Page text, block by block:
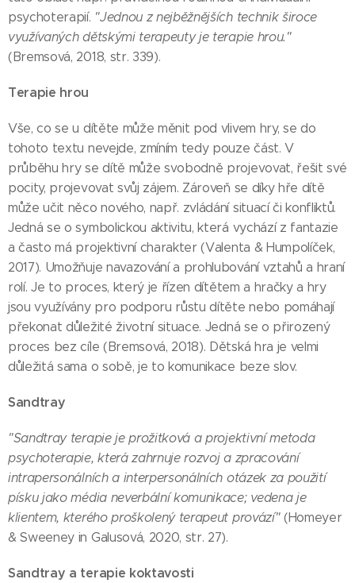
psychoterapií. "Jednou z nejběžnějších technik široce
využívaných dětskými terapeuty je terapie hrou."
(Bremsová, 2018, str. 339).
Terapie hrou
Vše, co se u dítěte může měnit pod vlivem hry, se do
tohoto textu nevejde, zmíním tedy pouze část. V
průběhu hry se dítě může svobodně projevovat, řešit své
pocity, projevovat svůj zájem. Zároveň se díky hře dítě
může učit něco nového, např. zvládání situací či konfliktů.
Jedná se o symbolickou aktivitu, která vychází z fantazie
a často má projektivní charakter (Valenta & Humpolíček,
2017). Umožňuje navazování a prohlubování vztahů a hraní
rolí. Je to proces, který je řízen dítětem a hračky a hry
jsou využívány pro podporu růstu dítěte nebo pomáhají
překonat důležité životní situace. Jedná se o přirozený
proces bez cíle (Bremsová, 2018). Dětská hra je velmi
důležitá sama o sobě, je to komunikace beze slov.
Sandtray
"Sandtray terapie je prožitková a projektivní metoda
psychoterapie, která zahrnuje rozvoj a zpracování
intrapersonálních a interpersonálních otázek za použití
písku jako média neverbální komunikace; vedena je
klientem, kterého proškolený terapeut provází" (Homeyer
& Sweeney in Galusová, 2020, str. 27).
Sandtray a terapie koktavosti